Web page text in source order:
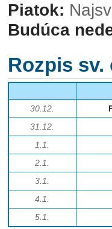
Piatok:
Budúca
Rozpis sv.
30.12.
31.12.
1.1.
2.1.
3.1.
4.1.
5.1.